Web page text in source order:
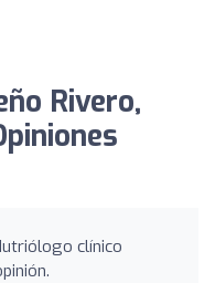
Rivero,
clínico